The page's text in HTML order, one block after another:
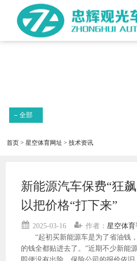
全部
首页 >星空体育网址 >技术资讯
新能源汽车保费“狂
以把价格“打下来”
2025-03-16 作者： 星空体育
“起初买新能源车是为了省油钱
的钱全都贴进去了。”近期不少新能